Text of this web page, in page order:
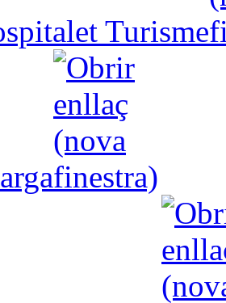
Turisme